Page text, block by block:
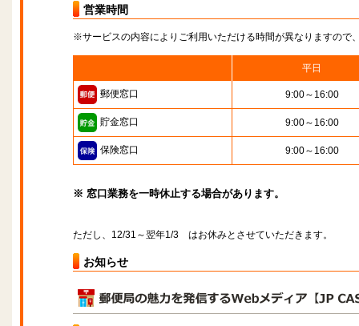
営業時間
※サービスの内容によりご利用いただける時間が異なりますので
平日
郵便窓口 9:00～16:00
貯金窓口 9:00～16:00
保険窓口 9:00～16:00
※ 窓口業務を一時休止する場合があります。
ただし、12/31～翌年1/3 はお休みとさせていただきます。
お知らせ